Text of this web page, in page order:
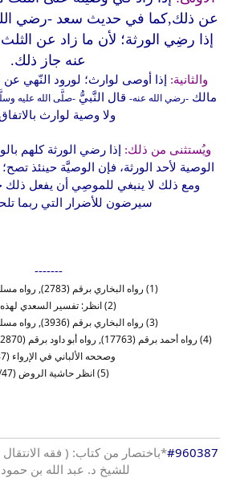
عن ذلك,كما في حديث سعد-رضي
إذا رضِي الورثة؛ لأن ما زاد عن الثلث
عنه جاز ذلك.
والثانية: إذا أوصى لوارث؛ لورود النّهي
مالك -رضي الله عنه- قال النَّبيُّ -صلَّى الله عليه
ولا وصية لوارث بالاتفاق
ويُستثنى من ذلك: إذا رضي الورثة كلهم
الوصية لأحد الورثة، فإن الوصيَّة حينئذ
ومع ذلك لا ينبغي للموصِي أن يفعل ذلك
سيرضون للأضرار التي ربما
-------
(1) رواه البخاري برقم (2783), رواه مسلم برقم (1627).
(2) انظر: تفسير السعدي لهذه الآية.
(3) رواه البخاري برقم (3936), رواه مسلم برقم (1628).
وصححه الألباني في الإرواء (6/87).
(5) انظر حاشية الروض (6/47).
#960387*باختصار من كتاب: ( فقه الانتقال
للشيخ د. عبد الله بن حمود